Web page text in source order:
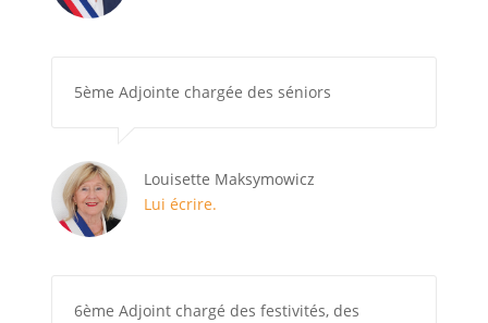
5ème Adjointe chargée des séniors
Louisette Maksymowicz
Lui écrire.
6ème Adjoint chargé des festivités, des